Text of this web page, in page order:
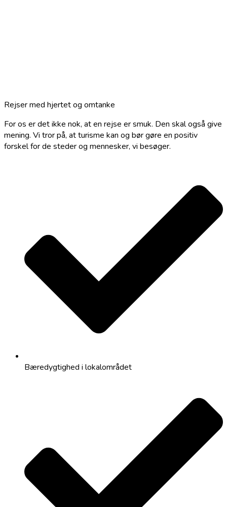
Rejser med hjertet og omtanke
For os er det ikke nok, at en rejse er smuk. Den skal også give
mening. Vi tror på, at turisme kan og bør gøre en positiv
forskel for de steder og mennesker, vi besøger.
Bæredygtighed i lokalområdet